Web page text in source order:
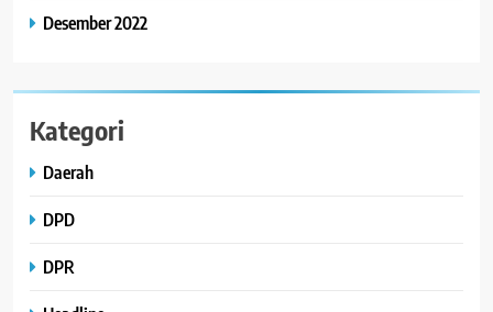
Desember 2022
Kategori
Daerah
DPD
DPR